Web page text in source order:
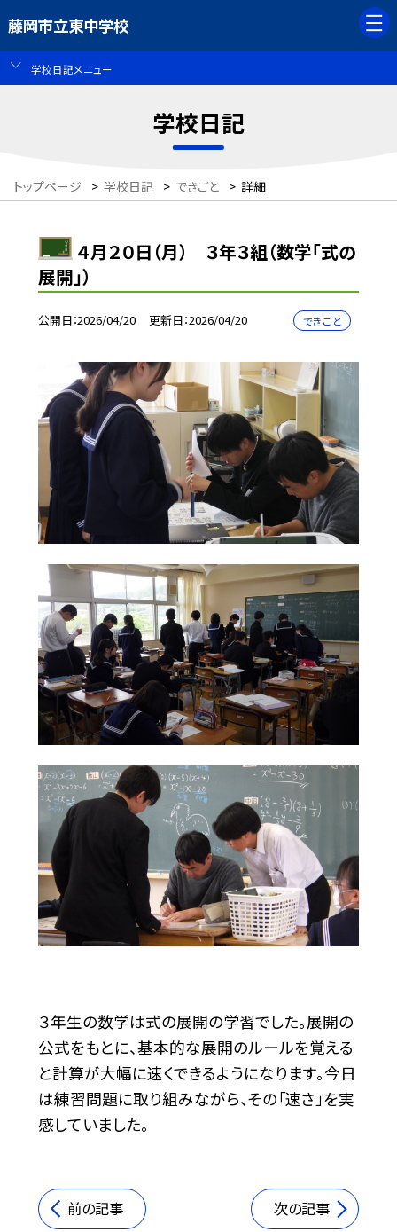
藤岡市立東中学校
学校日記メニュー
学校日記
トップページ > 学校日記 > できごと > 詳細
４月２０日（月） ３年３組（数学「式の
展開」）
公開日 2026/04/20 更新日 2026/04/20 できごと
３年生の数学は式の展開の学習でした。展開の
公式をもとに、基本的な展開のルールを覚える
と計算が大幅に速くできるようになります。今日
は練習問題に取り組みながら、その「速さ」を実
感していました。
前の記事 次の記事